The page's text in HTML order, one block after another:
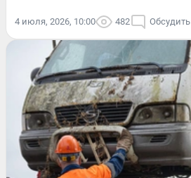
4 июля, 2026, 10:00 482 Обсудить